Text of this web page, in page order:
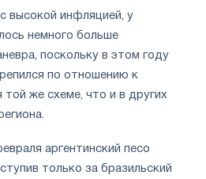
высокой инфляцией, у
немного больше
поскольку в этом году
по отношению к
же схеме, что и в других
аргентинский песо
только за бразильский